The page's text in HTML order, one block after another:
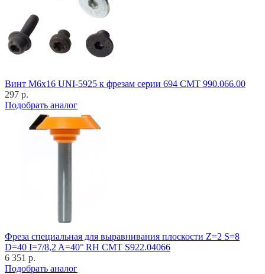
Винт M6x16 UNI-5925 к фрезам серии 694 CMT 990.066.00
297 р.
Подобрать аналог
Фреза специальная для выравнивания плоскости Z=2 S=8
D=40 I=7/8,2 A=40° RH CMT S922.04066
6 351 р.
Подобрать аналог